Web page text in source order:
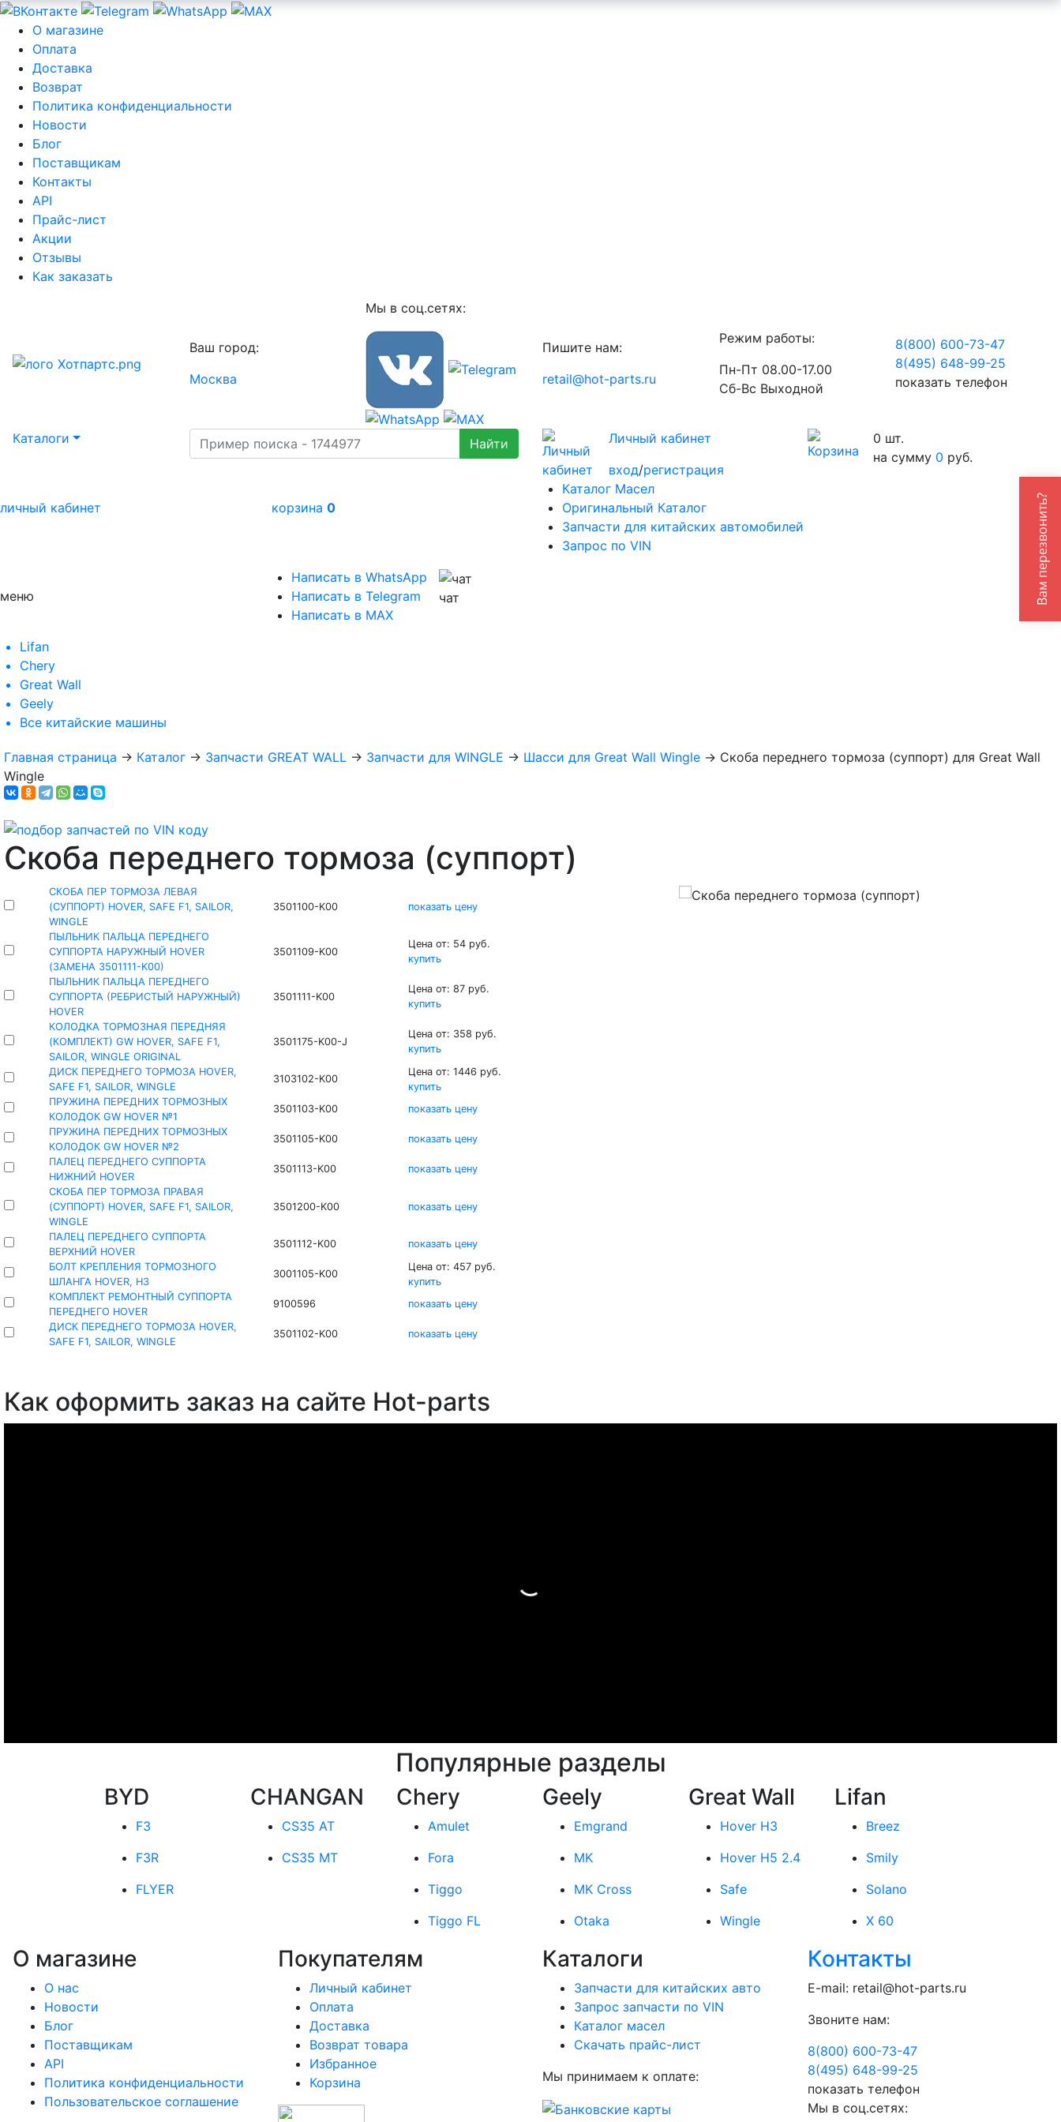
О магазине
Оплата
Доставка
Возврат
Политика конфиденциальности
Новости
Блог
Поставщикам
Контакты
API
Прайс-лист
Акции
Отзывы
Как заказать
Ваш город:
Москва
Мы в соц.сетях:
Пишите нам:
retail@hot-parts.ru
Режим работы:
Пн-Пт 08.00-17.00
Сб-Вс Выходной
8(800) 600-73-47
8(495) 648-99-25
показать телефон
Каталоги
Личный кабинет
вход/регистрация
0 шт.
на сумму 0 руб.
личный кабинет корзина 0
Каталог Масел
Оригинальный Каталог
Запчасти для китайских автомобилей
Запрос по VIN
меню
Написать в WhatsApp
Написать в Telegram
Написать в MAX
чат
Lifan
Chery
Great Wall
Geely
Все китайские машины
Главная страница → Каталог → Запчасти GREAT WALL → Запчасти для WINGLE → Шасси для Great Wall Wingle → Скоба переднего тормоза (суппорт) для Great Wall
Wingle
Скоба переднего тормоза (суппорт)
СКОБА ПЕР ТОРМОЗА ЛЕВАЯ
(СУППОРТ) HOVER, SAFE F1, SAILOR,
WINGLE
3501100-K00 показать цену
ПЫЛЬНИК ПАЛЬЦА ПЕРЕДНЕГО
СУППОРТА НАРУЖНЫЙ HOVER
(ЗАМЕНА 3501111-K00)
3501109-K00
Цена от: 54 руб.
купить
ПЫЛЬНИК ПАЛЬЦА ПЕРЕДНЕГО
СУППОРТА (РЕБРИСТЫЙ НАРУЖНЫЙ)
HOVER
3501111-K00
Цена от: 87 руб.
купить
КОЛОДКА ТОРМОЗНАЯ ПЕРЕДНЯЯ
(КОМПЛЕКТ) GW HOVER, SAFE F1,
SAILOR, WINGLE ORIGINAL
3501175-K00-J
Цена от: 358 руб.
купить
ДИСК ПЕРЕДНЕГО ТОРМОЗА HOVER,
SAFE F1, SAILOR, WINGLE
3103102-K00
Цена от: 1446 руб.
купить
ПРУЖИНА ПЕРЕДНИХ ТОРМОЗНЫХ
КОЛОДОК GW HOVER №1
3501103-K00
показать цену
ПРУЖИНА ПЕРЕДНИХ ТОРМОЗНЫХ
КОЛОДОК GW HOVER №2
3501105-K00
показать цену
ПАЛЕЦ ПЕРЕДНЕГО СУППОРТА
НИЖНИЙ HOVER
3501113-K00
показать цену
СКОБА ПЕР ТОРМОЗА ПРАВАЯ
(СУППОРТ) HOVER, SAFE F1, SAILOR,
WINGLE
3501200-K00 показать цену
ПАЛЕЦ ПЕРЕДНЕГО СУППОРТА
ВЕРХНИЙ HOVER
3501112-K00
показать цену
БОЛТ КРЕПЛЕНИЯ ТОРМОЗНОГО
ШЛАНГА HOVER, H3
3001105-K00
Цена от: 457 руб.
купить
КОМПЛЕКТ РЕМОНТНЫЙ СУППОРТА
ПЕРЕДНЕГО HOVER
9100596
показать цену
ДИСК ПЕРЕДНЕГО ТОРМОЗА HOVER,
SAFE F1, SAILOR, WINGLE
3501102-K00 показать цену
Как оформить заказ на сайте Hot-parts
Популярные разделы
BYD
F3
F3R
FLYER
CHANGAN
CS35 AT
CS35 MT
Chery
Amulet
Fora
Tiggo
Tiggo FL
Geely
Emgrand
MK
MK Cross
Otaka
Great Wall
Hover H3
Hover H5 2.4
Safe
Wingle
Lifan
Breez
Smily
Solano
X 60
О магазине
О нас
Новости
Блог
Поставщикам
API
Политика конфиденциальности
Пользовательское соглашение
Покупателям
Личный кабинет
Оплата
Доставка
Возврат товара
Избранное
Корзина
Каталоги
Запчасти для китайских авто
Запрос запчасти по VIN
Каталог масел
Скачать прайс-лист
Мы принимаем к оплате:
Контакты
E-mail: retail@hot-parts.ru
Звоните нам:
8(800) 600-73-47
8(495) 648-99-25
показать телефон
Мы в соц.сетях:
Вам перезвонить?